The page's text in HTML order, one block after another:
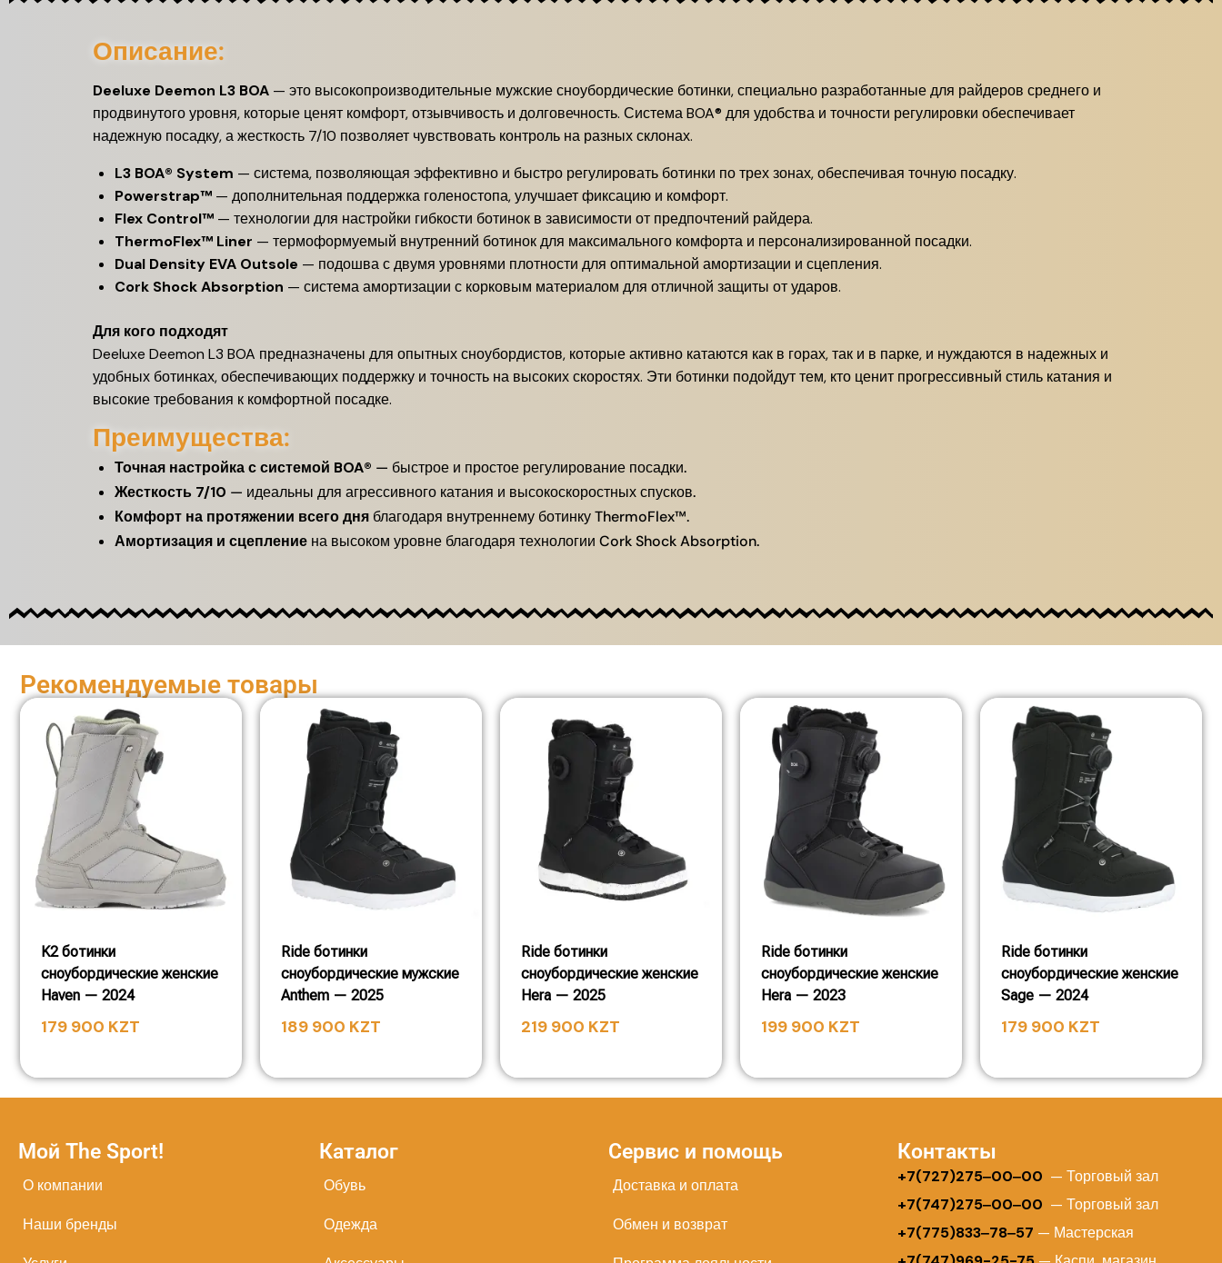
Описание:
Deeluxe Deemon L3 BOA — это высокопроизводительные мужские сноубордические ботинки, специально разработанные для райдеров среднего и
продвинутого уровня, которые ценят комфорт, отзывчивость и долговечность. Система BOA® для удобства и точности регулировки обеспечивает
надежную посадку, а жесткость 7/10 позволяет чувствовать контроль на разных склонах.
L3 BOA® System — система, позволяющая эффективно и быстро регулировать ботинки по трех зонах, обеспечивая точную посадку.
Powerstrap™ — дополнительная поддержка голеностопа, улучшает фиксацию и комфорт.
Flex Control™ — технологии для настройки гибкости ботинок в зависимости от предпочтений райдера.
ThermoFlex™ Liner — термоформуемый внутренний ботинок для максимального комфорта и персонализированной посадки.
Dual Density EVA Outsole — подошва с двумя уровнями плотности для оптимальной амортизации и сцепления.
Cork Shock Absorption — система амортизации с корковым материалом для отличной защиты от ударов.
Для кого подходят
Deeluxe Deemon L3 BOA предназначены для опытных сноубордистов, которые активно катаются как в горах, так и в парке, и нуждаются в надежных и
удобных ботинках, обеспечивающих поддержку и точность на высоких скоростях. Эти ботинки подойдут тем, кто ценит прогрессивный стиль катания и
высокие требования к комфортной посадке.
Преимущества:
Точная настройка с системой BOA® — быстрое и простое регулирование посадки.
Жесткость 7/10 — идеальны для агрессивного катания и высокоскоростных спусков.
Комфорт на протяжении всего дня благодаря внутреннему ботинку ThermoFlex™.
Амортизация и сцепление на высоком уровне благодаря технологии Cork Shock Absorption.
Рекомендуемые товары
K2 ботинки
сноубордические женские
Haven — 2024
179 900 KZT
Ride ботинки
сноубордические мужские
Anthem — 2025
189 900 KZT
Ride ботинки
сноубордические женские
Hera — 2025
219 900 KZT
Ride ботинки
сноубордические женские
Hera — 2023
199 900 KZT
Ride ботинки
сноубордические женские
Sage — 2024
179 900 KZT
Мой The Sport!
О компании
Наши бренды
Каталог
Обувь
Одежда
Сервис и помощь
Доставка и оплата
Обмен и возврат
Контакты
+7(727)275‒00‒00 — Торговый зал
+7(747)275‒00‒00 — Торговый зал
+7(775)833‒78‒57 — Мастерская